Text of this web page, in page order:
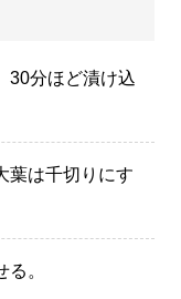
30分ほど漬け込
葉は千切りにす
。